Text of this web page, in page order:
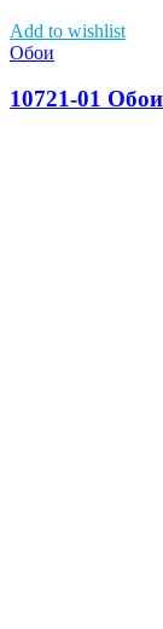
Add to wishlist
Обои
10721-01